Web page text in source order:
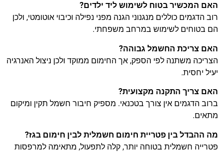
האם המכשיר בטוח לשימוש ליד ילדים?
רוב הדגמים כוללים מנגנוני הגנה מפני נפילה וכיבוי אוטומטי, ולכן
הם בטוחים לשימוש במרחב משפחתי.
האם צריכת החשמל גבוהה?
הצריכה משתנה לפי הספק, אך החימום ממוקד ולכן ניצול האנרגיה
יעיל יחסית.
האם צריך התקנה מקצועית?
ברוב הדגמים אין צורך בטכנאי. מספיק חיבור חשמל תקין ומיקום
מתאים.
מה ההבדל בין פטריית חימום חשמלית לבין חימום בגז?
פטרייה חשמלית בטוחה יותר, קלה לתפעול, מתאימה למרפסות